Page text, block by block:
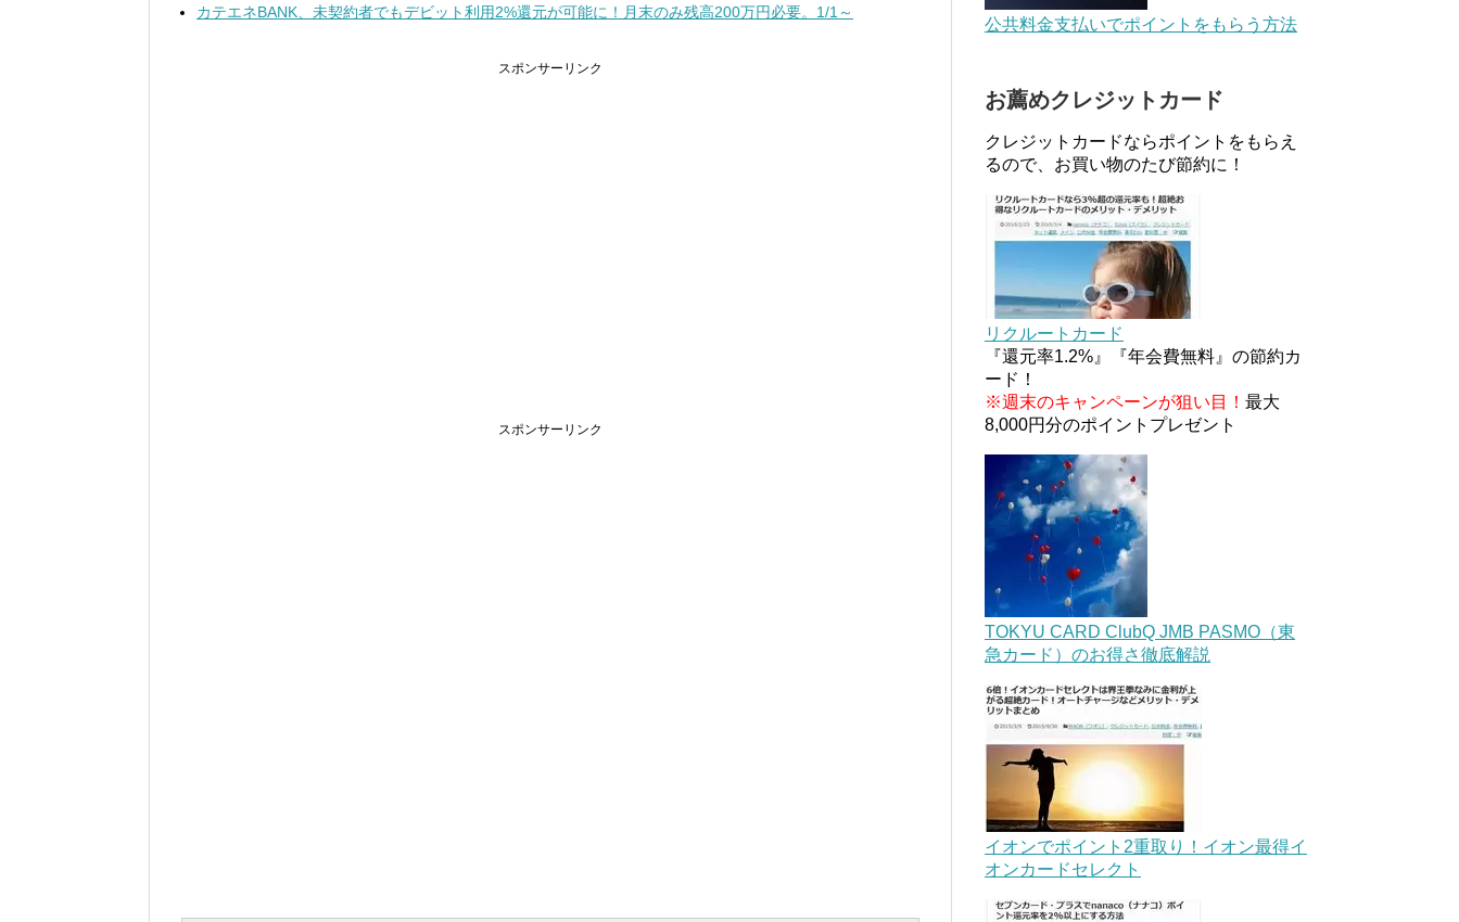
カテエネBANK、未契約者でもデビット利用2%還元が可能に！月末のみ残高200万円必要。1/1～
スポンサーリンク
スポンサーリンク
らべるギフト」がファミリマー
WAON1%還元で新ルート誕
生！？
JCBカードWでApple Pay追加
時のナビダイヤル0570を回避す
る方法
住信SBIネット銀行のデビット
カードPoint＋で最大2%還元！
V NEOバンクデビットとどっち
が良い？条件などまとめ
公共料金支払いでポイントをもらう方法
お薦めクレジットカード
クレジットカードならポイントをもらえ
るので、お買い物のたび節約に！
リクルートカード
『還元率1.2%』『年会費無料』の節約カ
ード！
※週末のキャンペーンが狙い目！ 最大
8,000円分のポイントプレゼント
TOKYU CARD ClubQ JMB PASMO（東
急カード）のお得さ徹底解説
イオンでポイント2重取り！イオン最得イ
オンカードセレクト